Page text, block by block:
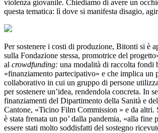
violenza giovanile. Chiediamo di avere un
questa tematica: lì dove si manifesta disagio,
Per sostenere i costi di produzione, Bitonti si è
sulla Fondazione stessa, promotrice del
al crowdfunding: una modalità di raccolta fondi
«finanziamento partecipativo» e che implica un
collaborativo in cui un gruppo di persone
per sostenere un’idea, rendendola concreta. In
finanziamenti del Dipartimento della Sanità e
Cantone, «Ticino Film Commission » e da altri.
è stata frenata un po’ dalla pandemia, «alla fine
essere stati molto soddisfatti del sostegno